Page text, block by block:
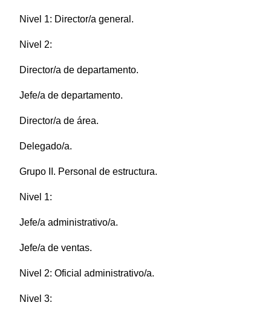
Nivel 1: Director/a general.
Nivel 2:
Director/a de departamento.
Jefe/a de departamento.
Director/a de área.
Delegado/a.
Grupo II. Personal de estructura.
Nivel 1:
Jefe/a administrativo/a.
Jefe/a de ventas.
Nivel 2: Oficial administrativo/a.
Nivel 3: